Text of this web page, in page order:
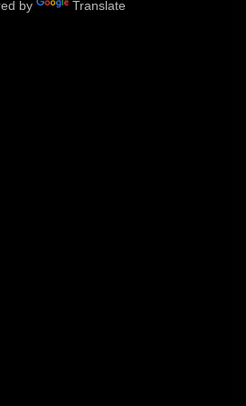
by Translate